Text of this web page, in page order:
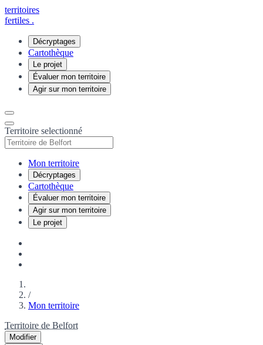
territoires
fertiles .
Décryptages
Cartothèque
Le projet
Évaluer mon territoire
Agir sur mon territoire
Territoire selectionné
Mon territoire
Décryptages
Cartothèque
Évaluer mon territoire
Agir sur mon territoire
Le projet
/
Mon territoire
Territoire de Belfort
Modifier